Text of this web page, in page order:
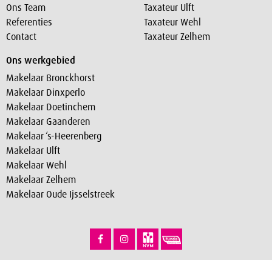
Ons Team
Referenties
Contact
Taxateur Ulft
Taxateur Wehl
Taxateur Zelhem
Ons werkgebied
Makelaar Bronckhorst
Makelaar Dinxperlo
Makelaar Doetinchem
Makelaar Gaanderen
Makelaar ‘s-Heerenberg
Makelaar Ulft
Makelaar Wehl
Makelaar Zelhem
Makelaar Oude Ijsselstreek